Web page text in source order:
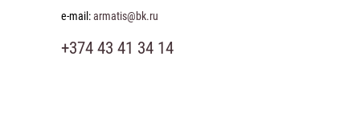
e-mail:armatis@bk.ru
+374 43 41 34 14